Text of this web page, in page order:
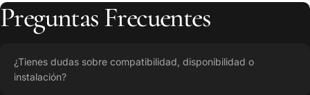
PreguntasFrecuentes
¿Tienes dudas sobre compatibilidad, disponibilidad o
instalación?